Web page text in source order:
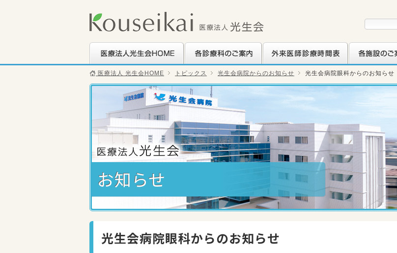
医療法人光生会HOME 各診療科のご案内 外来医師診療時間表 各施設のご案内
医療法人 光生会HOME トピックス 光生会病院からのお知らせ 光生会病院眼科からのお知らせ
お知らせ
光生会病院眼科からのお知らせ